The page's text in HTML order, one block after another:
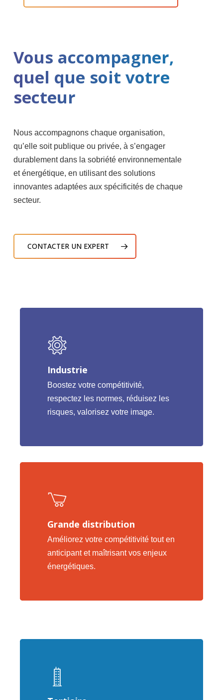
Vous accompagner,
quel que soit votre
secteur
Nous accompagnons chaque organisation,
qu’elle soit publique ou privée, à s’engager
durablement dans la sobriété environnementale
et énergétique, en utilisant des solutions
innovantes adaptées aux spécificités de chaque
secteur.
CONTACTER UN EXPERT
Industrie
Boostez votre compétitivité,
respectez les normes, réduisez les
risques, valorisez votre image.
Grande distribution
Améliorez votre compétitivité tout en
anticipant et maîtrisant vos enjeux
énergétiques.